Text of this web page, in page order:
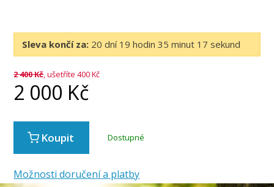
Sleva končí za: 20 dní 19 hodin 35 minut 17 sekund
2 400Kč, ušetříte 400 Kč
2 000 Kč
Koupit Dostupné
Možnosti doručení a platby